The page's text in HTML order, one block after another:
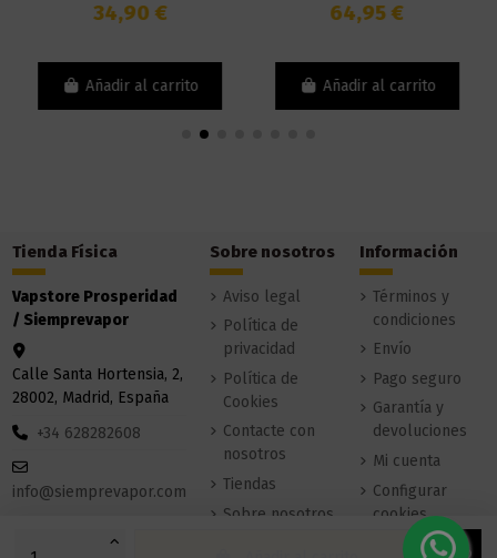
34,90 €
Añadir al carrito
64,95 €
Añadir al carrito
Tienda Física
Vapstore Prosperidad
/ Siemprevapor
Calle Santa Hortensia, 2,
28002, Madrid, España
+34 628282608
info@siemprevapor.com
Sobre nosotros
Aviso legal
Política de
privacidad
Política de
Cookies
Contacte con
nosotros
Tiendas
Sobre nosotros
Información
Términos y
condiciones
Envío
Pago seguro
Garantía y
devoluciones
Mi cuenta
Configurar
cookies